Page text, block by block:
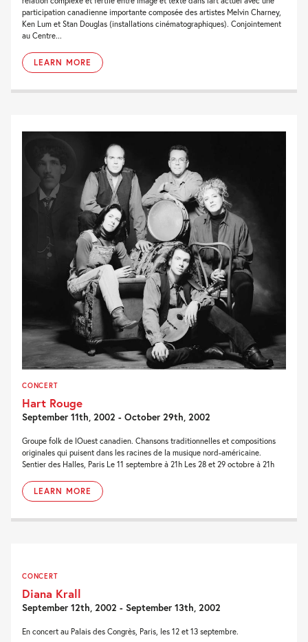
participation canadienne importante composée des artistes Melvin Charney,
Ken Lum et Stan Douglas (installations cinématographiques). Conjointement
au Centre...
LEARN MORE
CONCERT
Hart Rouge
September 11th, 2002 - October 29th, 2002
Groupe folk de lOuest canadien. Chansons traditionnelles et compositions
originales qui puisent dans les racines de la musique nord-américaine.
Sentier des Halles, Paris Le 11 septembre à 21h Les 28 et 29 octobre à 21h
LEARN MORE
CONCERT
Diana Krall
September 12th, 2002 - September 13th, 2002
En concert au Palais des Congrès, Paris, les 12 et 13 septembre.